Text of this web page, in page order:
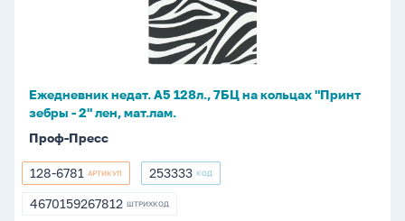
зебры
-
2"
лен,
мат.лам.
Ежедневник недат. А5 128л., 7БЦ на кольцах "Принт
зебры - 2" лен, мат.лам.
Проф-Пресс
128-
6781
128-6781 АРТИКУЛ 253333
253333 КОД
4670159267812
4670159267812 ШТРИХКОД